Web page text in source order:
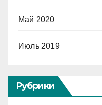
Май 2020
Июль 2019
Рубрики